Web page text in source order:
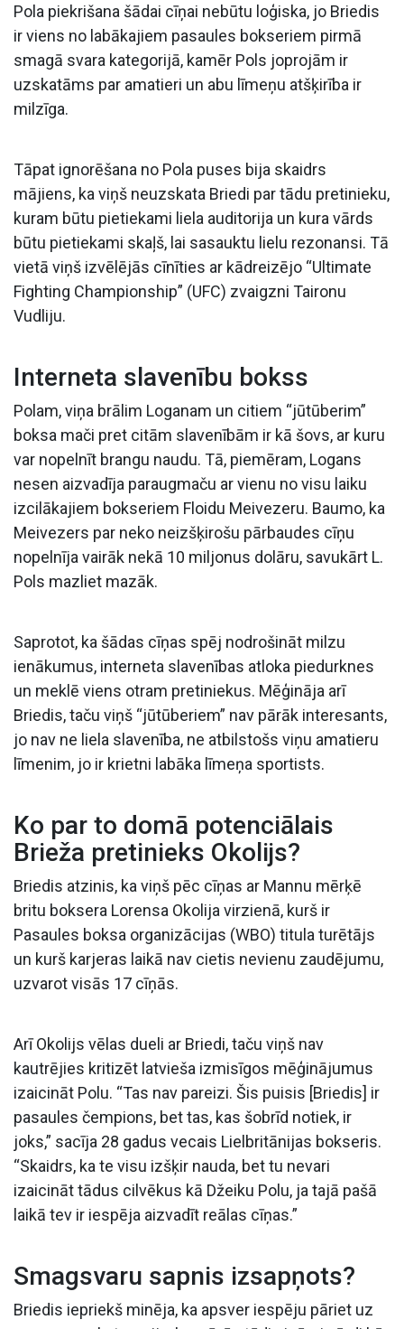
Pola piekrišana šādai cīņai nebūtu loģiska, jo Briedis
ir viens no labākajiem pasaules bokseriem pirmā
smagā svara kategorijā, kamēr Pols joprojām ir
uzskatāms par amatieri un abu līmeņu atšķirība ir
milzīga.
Tāpat ignorēšana no Pola puses bija skaidrs
mājiens, ka viņš neuzskata Briedi par tādu pretinieku,
kuram būtu pietiekami liela auditorija un kura vārds
būtu pietiekami skaļš, lai sasauktu lielu rezonansi. Tā
vietā viņš izvēlējās cīnīties ar kādreizējo “Ultimate
Fighting Championship” (UFC) zvaigzni Taironu
Vudliju.
Interneta slavenību bokss
Polam, viņa brālim Loganam un citiem “jūtūberim”
boksa mači pret citām slavenībām ir kā šovs, ar kuru
var nopelnīt brangu naudu. Tā, piemēram, Logans
nesen aizvadīja paraugmaču ar vienu no visu laiku
izcilākajiem bokseriem Floidu Meivezeru. Baumo, ka
Meivezers par neko neizšķirošu pārbaudes cīņu
nopelnīja vairāk nekā 10 miljonus dolāru, savukārt L.
Pols mazliet mazāk.
Saprotot, ka šādas cīņas spēj nodrošināt milzu
ienākumus, interneta slavenības atloka piedurknes
un meklē viens otram pretiniekus. Mēģināja arī
Briedis, taču viņš “jūtūberiem” nav pārāk interesants,
jo nav ne liela slavenība, ne atbilstošs viņu amatieru
līmenim, jo ir krietni labāka līmeņa sportists.
Ko par to domā potenciālais
Brieža pretinieks Okolijs?
Briedis atzinis, ka viņš pēc cīņas ar Mannu mērķē
britu boksera Lorensa Okolija virzienā, kurš ir
Pasaules boksa organizācijas (WBO) titula turētājs
un kurš karjeras laikā nav cietis nevienu zaudējumu,
uzvarot visās 17 cīņās.
Arī Okolijs vēlas dueli ar Briedi, taču viņš nav
kautrējies kritizēt latvieša izmisīgos mēģinājumus
izaicināt Polu. “Tas nav pareizi. Šis puisis [Briedis] ir
pasaules čempions, bet tas, kas šobrīd notiek, ir
joks,” sacīja 28 gadus vecais Lielbritānijas bokseris.
“Skaidrs, ka te visu izšķir nauda, bet tu nevari
izaicināt tādus cilvēkus kā Džeiku Polu, ja tajā pašā
laikā tev ir iespēja aizvadīt reālas cīņas.”
Smagsvaru sapnis izsapņots?
Briedis iepriekš minēja, ka apsver iespēju pāriet uz